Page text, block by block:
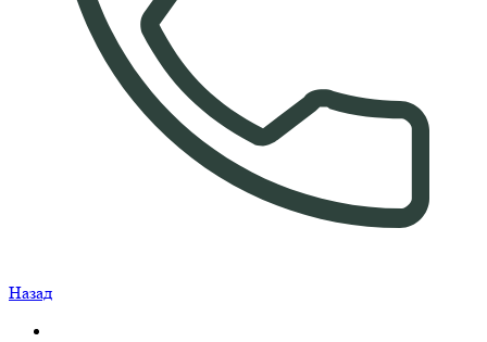
Назад